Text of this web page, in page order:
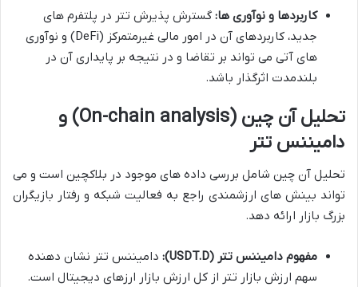
کاربردها و نوآوری ها: گسترش پذیرش تتر در پلتفرم های
جدید، کاربردهای آن در امور مالی غیرمتمرکز (DeFi) و نوآوری
های آتی می تواند بر تقاضا و در نتیجه بر پایداری آن در
بلندمدت اثرگذار باشد.
تحلیل آن چین (On-chain analysis) و
دامیننس تتر
تحلیل آن چین شامل بررسی داده های موجود در بلاکچین است و می
تواند بینش های ارزشمندی راجع به فعالیت شبکه و رفتار بازیگران
بزرگ بازار ارائه دهد.
مفهوم دامیننس تتر (USDT.D):
دامیننس تتر نشان دهنده
سهم ارزش بازار تتر از کل ارزش بازار ارزهای دیجیتال است.